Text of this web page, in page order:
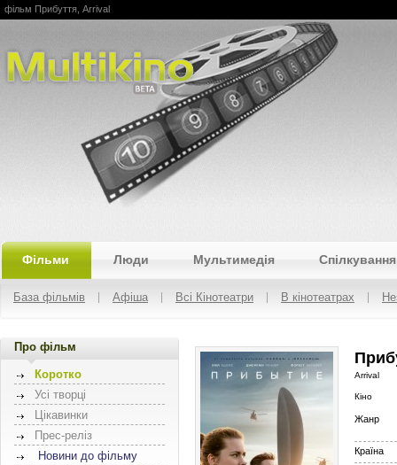
Multikino
фільм Прибуття, Arrival
Фільми Люди Мультимедія Спілкування
База фільмів Афіша Всі Кінотеатри В кінотеатрах
Про фільм
Коротко
Усі творці
Цікавинки
Прес-реліз
Новини до фільму
Arrival
Кіно
Жанр
Країна